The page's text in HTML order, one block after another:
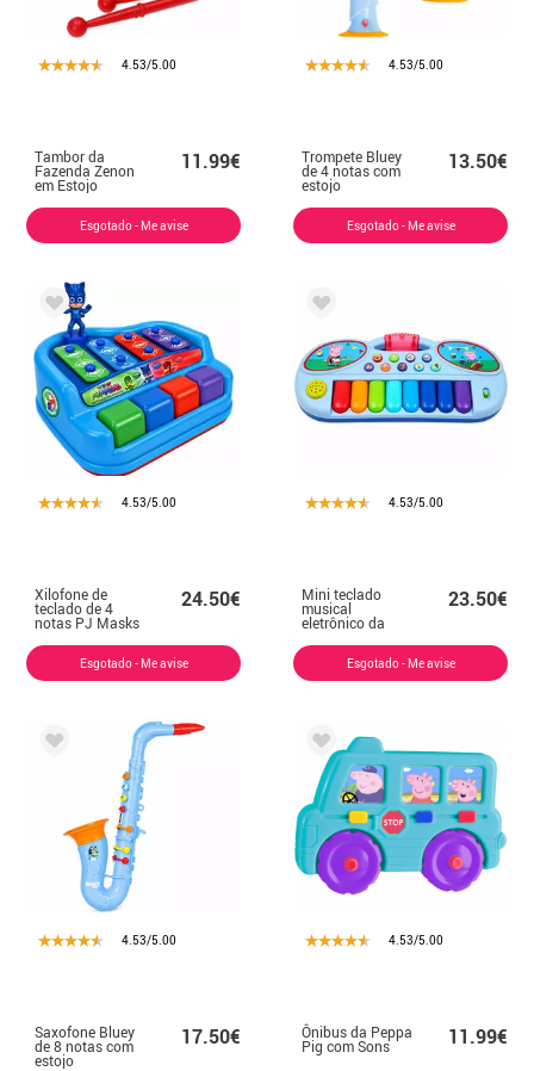
4.53/5.00
Tambor da
Fazenda Zenon
em Estojo
11.99€
Esgotado - Me avise
4.53/5.00
Trompete Bluey
de 4 notas com
estojo
13.50€
Esgotado - Me avise
4.53/5.00
Xilofone de
teclado de 4
notas PJ Masks
24.50€
Esgotado - Me avise
4.53/5.00
Mini teclado
musical
eletrônico da
23.50€
Esgotado - Me avise
4.53/5.00
Saxofone Bluey
de 8 notas com
estojo
17.50€
4.53/5.00
Ônibus da Peppa
Pig com Sons 11.99€